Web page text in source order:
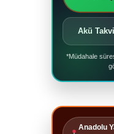
Akü
*Müdahale
Anadolu